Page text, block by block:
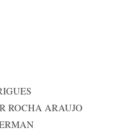
ROCHA ARAUJO